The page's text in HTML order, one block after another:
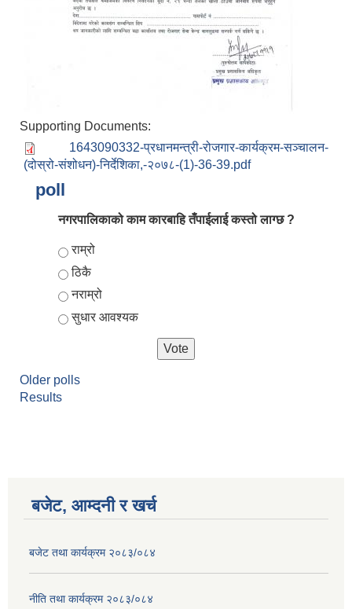
Supporting Documents:
1643090332-प्रधानमन्त्री-रोजगार-कार्यक्रम-सञ्चालन-
(दोस्रो-संशोधन)-निर्देशिका,-२०७८-(1)-36-39.pdf
poll
नगरपालिकाको काम कारबाहि तँपाईलाई कस्तो लाग्छ ?
Choices
राम्रो
ठिकै
नराम्रो
सुधार आवश्यक
Older polls
Results
बजेट, आम्दनी र खर्च
बजेट तथा कार्यक्रम २०८३/०८४
नीति तथा कार्यक्रम २०८३/०८४